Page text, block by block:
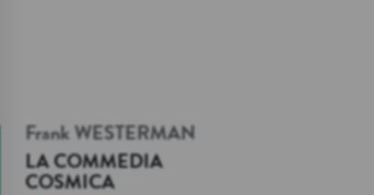
Frank WESTERMAN
LA COMMEDIA
COSMICA